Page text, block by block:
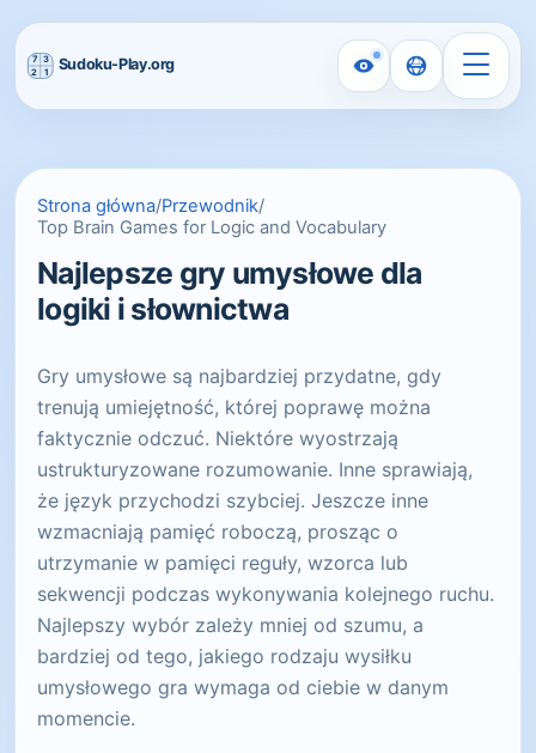
Strona główna/Przewodnik/
Top Brain Games for Logic and Vocabulary
Najlepsze gry umysłowe dla
logiki i słownictwa
Gry umysłowe są najbardziej przydatne, gdy
trenują umiejętność, której poprawę można
faktycznie odczuć. Niektóre wyostrzają
ustrukturyzowane rozumowanie. Inne sprawiają,
że język przychodzi szybciej. Jeszcze inne
wzmacniają pamięć roboczą, prosząc o
utrzymanie w pamięci reguły, wzorca lub
sekwencji podczas wykonywania kolejnego ruchu.
Najlepszy wybór zależy mniej od szumu, a
bardziej od tego, jakiego rodzaju wysiłku
umysłowego gra wymaga od ciebie w danym
momencie.